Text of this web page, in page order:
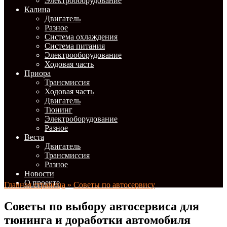
Калина
Двигатель
Разное
Система охлаждения
Система питания
Электрооборудование
Ходовая часть
Приора
Трансмиссия
Ходовая часть
Двигатель
Тюнинг
Электроборудование
Разное
Веста
Двигатель
Трансмиссия
Разное
Новости
О проекте
Главная страница » Советы по автосервису
Советы по выбору автосервиса для
тюнинга и доработки автомобиля